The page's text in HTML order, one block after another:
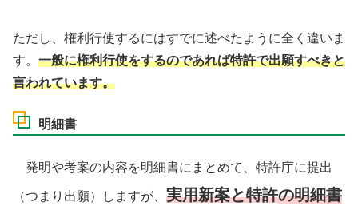
ただし、権利行使するにはすでに述べたように全く違いま
す。 一般に権利行使をするのであれば特許で出願すべきと
言われています。
明細書
発明や考案の内容を明細書にまとめて、特許庁に提出
（つまり出願）しますが、 実用新案と特許の明細書